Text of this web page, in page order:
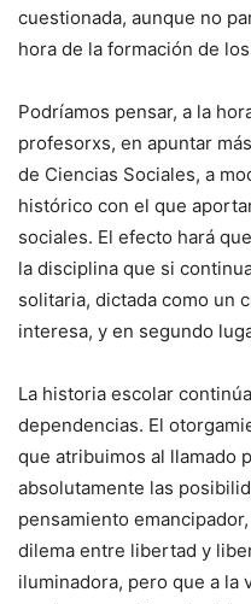
cuestionada, aunque no
hora de la formación de
Podríamos pensar, a la
profesorxs, en apuntar
de Ciencias Sociales, a
histórico con el que
sociales. El efecto hará
la disciplina que si
solitaria, dictada como un
interesa, y en segundo
La historia escolar
dependencias. El
que atribuimos al llamado
absolutamente las
pensamiento
dilema entre libertad y
iluminadora, pero que a la